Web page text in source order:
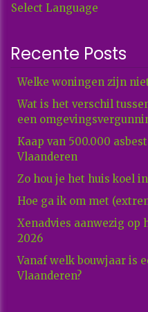
Select Language
Recente Posts
Welke woningen zijn
Wat is het verschil
een
Kaap van 500.000
Vlaanderen
Zo hou je het huis koel
Hoe ga ik om met
Xenadvies aanwezig op
2026
Vanaf welk bouwjaar is
Vlaanderen?